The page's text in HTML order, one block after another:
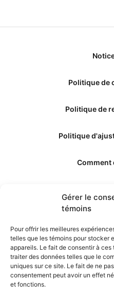
Gérer le
témoins
Pour offrir les meilleures
telles que les témoins pour stocker
appareils. Le fait de consentir à
traiter des données telles que le
uniques sur ce site. Le fait de ne
consentement peut avoir un effet
et fonctions.
Politique de
Politique de
Politique
Comment
Les
Les experts